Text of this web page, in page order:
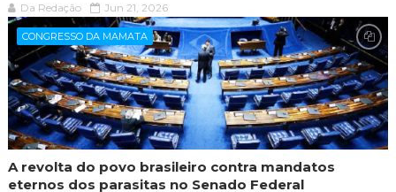
Da Redação Jun 21, 2026
CONGRESSO DA MAMATA
A revolta do povo brasileiro contra mandatos
eternos dos parasitas no Senado Federal